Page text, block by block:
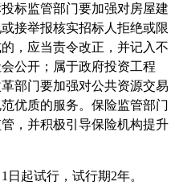
标监管部门要加强对房屋建
接举报核实招标人拒绝或限
，应当责令改正，并记入不
公开；属于政府投资工程
部门要加强对公共资源交易
优质的服务。保险监管部门
，并积极引导保险机构提升
日起试行，试行期2年。